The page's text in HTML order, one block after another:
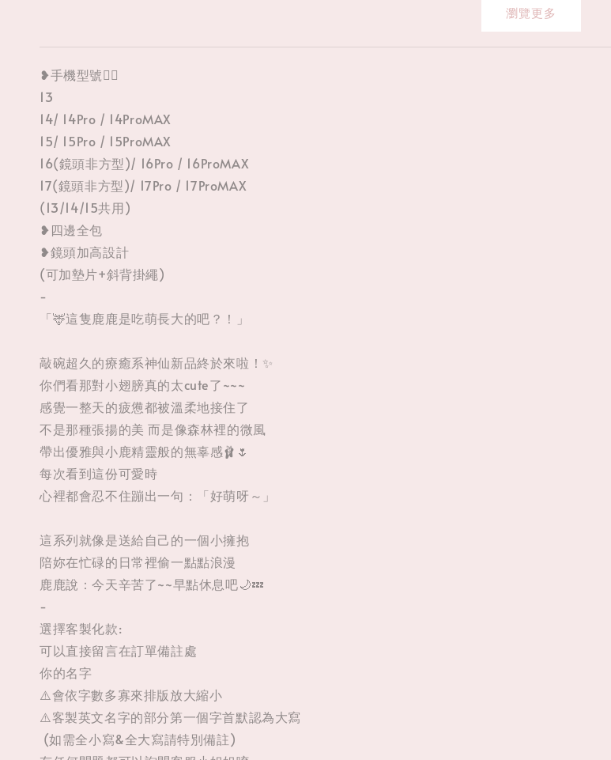
瀏覽更多
❥手機型號👉🏻
13
14/ 14Pro / 14ProMAX
15/ 15Pro / 15ProMAX
16(鏡頭非方型)/ 16Pro / 16ProMAX
17(鏡頭非方型)/ 17Pro / 17ProMAX
(13/14/15共用)
❥四邊全包
❥鏡頭加高設計
(可加墊片+斜背掛繩)
-
「🦌這隻鹿鹿是吃萌長大的吧？！」
敲碗超久的療癒系神仙新品終於來啦！✨
你們看那對小翅膀真的太cute了~~~
感覺一整天的疲憊都被溫柔地接住了
不是那種張揚的美 而是像森林裡的微風
帶出優雅與小鹿精靈般的無辜感🩰🌷
每次看到這份可愛時
心裡都會忍不住蹦出一句：「好萌呀～」
這系列就像是送給自己的一個小擁抱
陪妳在忙碌的日常裡偷一點點浪漫
鹿鹿說：今天辛苦了~~早點休息吧🌙💤
-
選擇客製化款:
可以直接留言在訂單備註處
你的名字
⚠️會依字數多寡來排版放大縮小
⚠️客製英文名字的部分第一個字首默認為大寫
(如需全小寫&全大寫請特別備註)